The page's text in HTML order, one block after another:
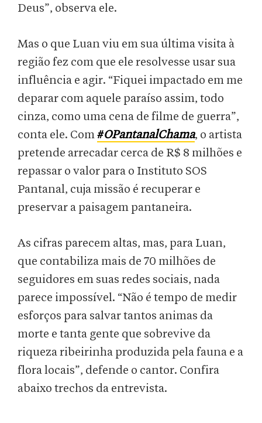
Deus”, observa ele.
Mas o que Luan viu em sua última visita à
região fez com que ele resolvesse usar sua
influência e agir. “Fiquei impactado em me
deparar com aquele paraíso assim, todo
cinza, como uma cena de filme de guerra”,
conta ele. Com#OPantanalChama, o artista
pretende arrecadar cerca de R$ 8 milhões e
repassar o valor para o Instituto SOS
Pantanal, cuja missão é recuperar e
preservar a paisagem pantaneira.
As cifras parecem altas, mas, para Luan,
que contabiliza mais de 70 milhões de
seguidores em suas redes sociais, nada
parece impossível. “Não é tempo de medir
esforços para salvar tantos animas da
morte e tanta gente que sobrevive da
riqueza ribeirinha produzida pela fauna e a
flora locais”, defende o cantor. Confira
abaixo trechos da entrevista.